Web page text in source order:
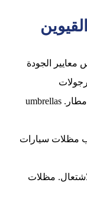
الجودة
عازلة لحرارة شمس وتمنع مياة الامطار. umbrellas
مظلات سيارات
مظلات